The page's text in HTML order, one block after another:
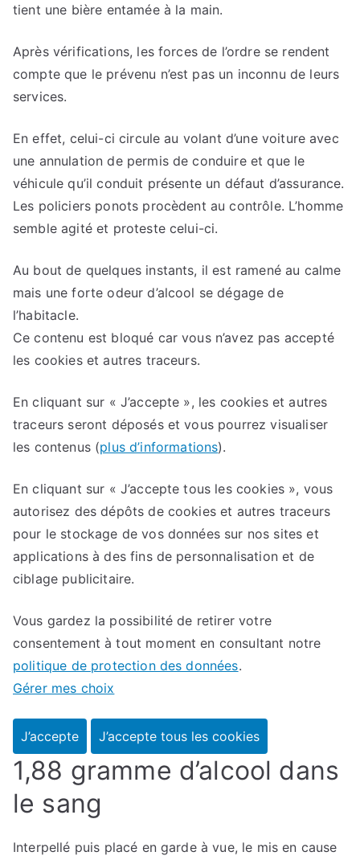
tient une bière entamée à la main.
Après vérifications, les forces de l’ordre se rendent
compte que le prévenu n’est pas un inconnu de leurs
services.
En effet, celui-ci circule au volant d’une voiture avec
une annulation de permis de conduire et que le
véhicule qu’il conduit présente un défaut d’assurance.
Les policiers ponots procèdent au contrôle. L’homme
semble agité et proteste celui-ci.
Au bout de quelques instants, il est ramené au calme
mais une forte odeur d’alcool se dégage de
l’habitacle.
Ce contenu est bloqué car vous n’avez pas accepté
les cookies et autres traceurs.
En cliquant sur « J’accepte », les cookies et autres
traceurs seront déposés et vous pourrez visualiser
les contenus (plus d’informations).
En cliquant sur « J’accepte tous les cookies », vous
autorisez des dépôts de cookies et autres traceurs
pour le stockage de vos données sur nos sites et
applications à des fins de personnalisation et de
ciblage publicitaire.
Vous gardez la possibilité de retirer votre
consentement à tout moment en consultant notre
politique de protection des données.
Gérer mes choix
J’accepte J’accepte tous les cookies
1,88 gramme d’alcool dans
le sang
Interpellé puis placé en garde à vue, le mis en cause